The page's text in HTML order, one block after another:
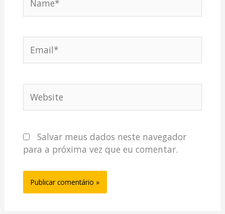
Salvar meus dados neste navegador
para a próxima vez que eu comentar.